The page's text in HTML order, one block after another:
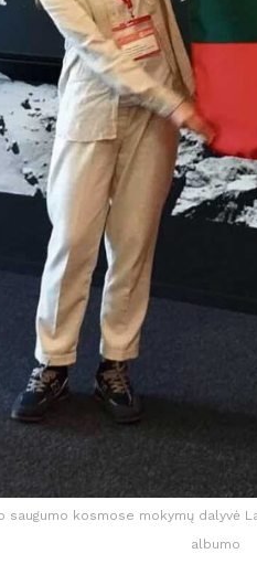
saugumo kosmose mokymų dalyvė
albumo